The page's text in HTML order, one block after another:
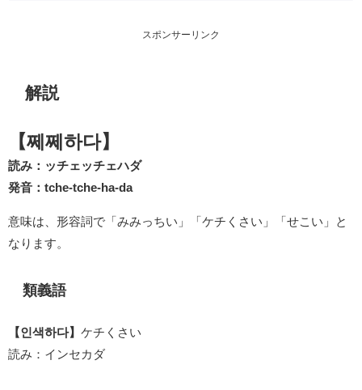
スポンサーリンク
解説
【쩨쩨하다】
読み：ッチェッチェハダ
発音：tche-tche-ha-da
意味は、形容詞で「みみっちい」「ケチくさい」「せこい」と
なります。
類義語
【인색하다】 ケチくさい
読み：インセカダ